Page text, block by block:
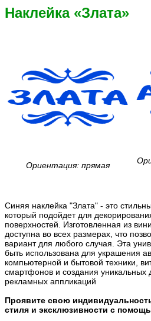
Наклейка «Злата»
Ориентация: прямая
Синяя наклейка "Злата" - это
который подойдет для
поверхностей. Изготовленная из
доступна во всех размерах, что
вариант для любого случая. Эта
быть использована для украшения
компьютерной и бытовой техники,
смартфонов и создания уникальных
рекламных аппликаций
Проявите свою
стиля и эксклюзивности с